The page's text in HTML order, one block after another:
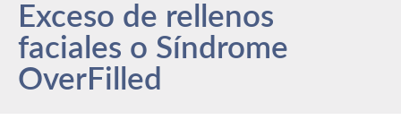
Exceso de rellenos
faciales o Síndrome
OverFilled